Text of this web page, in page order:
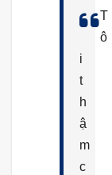
T
ô
i
t
h
ậ
m
c